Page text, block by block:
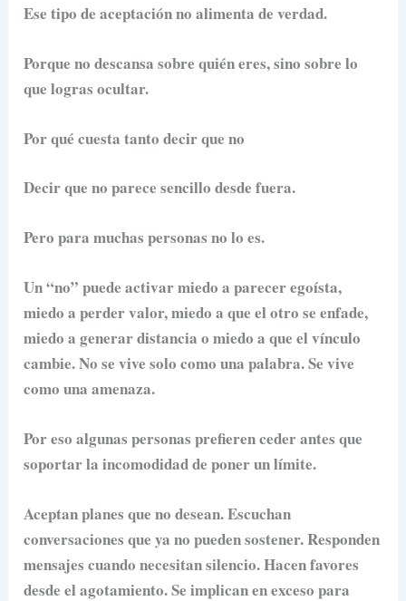
Ese tipo de aceptación no alimenta de verdad.
Porque no descansa sobre quién eres, sino sobre lo
que logras ocultar.
Por qué cuesta tanto decir que no
Decir que no parece sencillo desde fuera.
Pero para muchas personas no lo es.
Un “no” puede activar miedo a parecer egoísta,
miedo a perder valor, miedo a que el otro se enfade,
miedo a generar distancia o miedo a que el vínculo
cambie. No se vive solo como una palabra. Se vive
como una amenaza.
Por eso algunas personas prefieren ceder antes que
soportar la incomodidad de poner un límite.
Aceptan planes que no desean. Escuchan
conversaciones que ya no pueden sostener. Responden
mensajes cuando necesitan silencio. Hacen favores
desde el agotamiento. Se implican en exceso para